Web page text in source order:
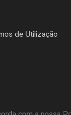
de Utilização